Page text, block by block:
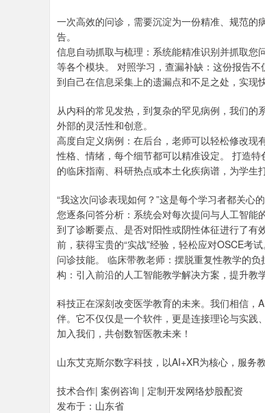
一次高效的问诊，需要沉淀为一份精准、规范的
告。
信息自动抓取与梳理：系统能精准识别并抓取您
等各个模块。 对照学习，查漏补缺：这份报告
到自己在信息采集上的遗漏点和不足之处，实
从内科的常见发热，到复杂的罕见病例，我们
外部的灵活性和创意。
高度自定义病例：在后台，老师可以轻松修改现
性格、情绪，每个细节都可以精准设定。 打造
的临床指南、科研热点或本土化疾病谱，为学
“我这次问诊表现如何？”这是每个学习者都关心
您逐条问答分析：系统会对每次提问与人工智
到了诊断要点、是否对阳性或阴性体征进行了有
前，获得宝贵的“实战”经验，轻松应对OSCE考
问诊技能。 临床带教老师：摆脱重复性教学的
构：引入前沿的人工智能教学解决方案，提升教
科技正在深刻改变医学教育的未来。我们相信，
伴。它不仅仅是一个软件，更是连接理论与实践
加入我们，共创数智医教未来！
山东艾克斯尔数字科技，以AI+XR为核心，服务
技术合作| 案例咨询 | 定制开发网络炒股配资
发布于：山东省